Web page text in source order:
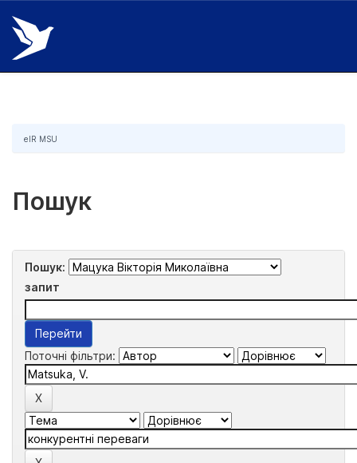
Skip
navigation
eIR MSU
Пошук
Пошук:
запит
Поточні фільтри: